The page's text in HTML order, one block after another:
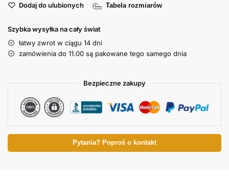
Dodaj do ulubionych Tabela rozmiarów
Szybka wysyłka na cały świat
łatwy zwrot w ciągu 14 dni
zamówienia do 11.00 są pakowane tego samego dnia
Bezpieczne zakupy
Pytania? Poproś o kontakt